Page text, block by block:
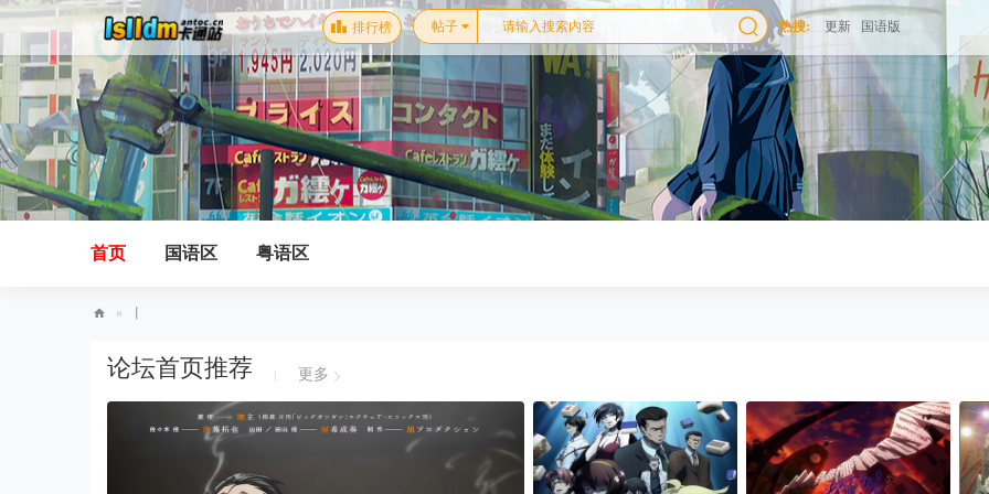
排行榜 帖子 热搜: 更新 国语版
首页 国语区 粤语区
站-
»
论坛首页推荐 更多